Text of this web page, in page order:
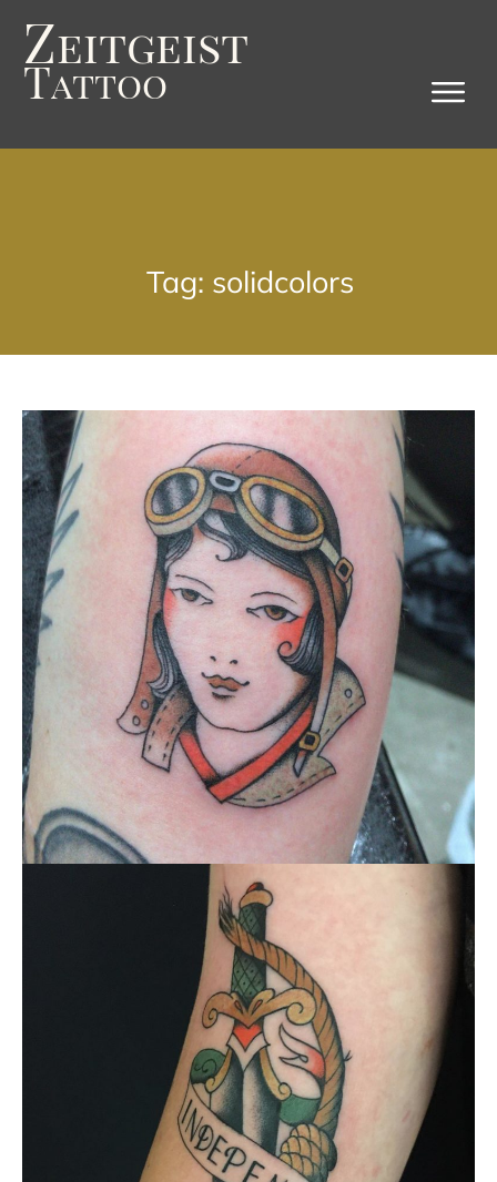
Zeitgeist
Tattoo
Tag: solidcolors